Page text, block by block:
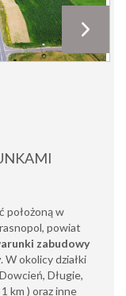
położoną w
powiat
zabudowy
. W okolicy działki
Długie,
km ) oraz inne